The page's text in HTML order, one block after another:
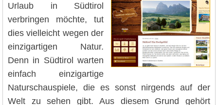
Urlaub in Südtirol
verbringen möchte, tut
dies vielleicht wegen der
einzigartigen Natur.
Denn in Südtirol warten
einfach einzigartige
Naturschauspiele, die es sonst nirgends auf der
Welt zu sehen gibt. Aus diesem Grund gehört